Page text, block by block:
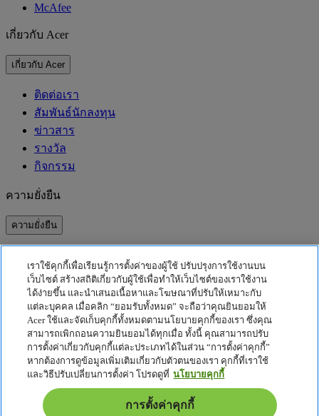
McAfee
เกี่ยวกับ Acer
เกี่ยวกับ Acer
ติดต่อเรา
สัมพันธ์นักลงทุน
ข่าวสาร
รางวัล
กิจกรรม
ความยั่งยืน
ความยั่งยืน
คาร์บอนฟุตพริ้นท์ของผลิตภัณฑ์
Project Humanity
Earthion
นโยบายความเป็นส่วนตัว
นโยบายเกี่ยวกับคุกกี้
ประกาศเกี่ยวกับกฎหมาย
ข้อมูลด้านกฎหมายเพิ่มเติม
นโยบายการเข้าถึง
เราใช้คุกกี้เพื่อเรียนรู้การตั้งค่าของผู้ใช้ ปรับปรุงการใช้งานบน
เว็บไซต์ สร้างสถิติเกี่ยวกับผู้ใช้เพื่อทำให้เว็บไซต์ของเราใช้งาน
ได้ง่ายขึ้น และนำเสนอเนื้อหาและโฆษณาที่ปรับให้เหมาะกับ
แต่ละบุคคล เมื่อคลิก “ยอมรับทั้งหมด” จะถือว่าคุณยินยอมให้
Acer ใช้และจัดเก็บคุกกี้ทั้งหมดตามนโยบายคุกกี้ของเรา ซึ่งคุณ
สามารถเพิกถอนความยินยอมได้ทุกเมื่อ ทั้งนี้ คุณสามารถปรับ
การตั้งค่าเกี่ยวกับคุกกี้แต่ละประเภทได้ในส่วน “การตั้งค่าคุกกี้”
หากต้องการดูข้อมูลเพิ่มเติมเกี่ยวกับตัวตนของเรา คุกกี้ที่เราใช้
และวิธีปรับเปลี่ยนการตั้งค่า โปรดดูที่ นโยบายคุกกี้
การตั้งค่าคุกกี้